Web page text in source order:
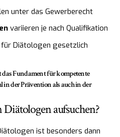
unter das Gewerberecht
variieren je nach Qualifikation
Diätologen gesetzlich
Fundament für kompetente
der Prävention als auch in der
aufsuchen?
ist besonders dann